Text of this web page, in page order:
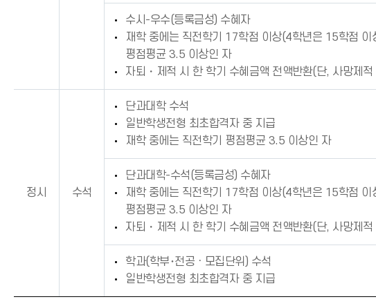
수시-우수(등록금성) 수혜자
재학 중에는 직전학기 17학점 이상(4학년은 15학점 이
평점평균 3.5 이상인 자
자퇴・제적 시 한 학기 수혜금액 전액반환(단, 사망제적
정시 수석
단과대학 수석
일반학생전형 최초합격자 중 지급
재학 중에는 직전학기 평점평균 3.5 이상인 자
단과대학-수석(등록금성) 수혜자
재학 중에는 직전학기 17학점 이상(4학년은 15학점 이
평점평균 3.5 이상인 자
자퇴・제적 시 한 학기 수혜금액 전액반환(단, 사망제적
학과(학부･전공ㆍ모집단위) 수석
일반학생전형 최초합격자 중 지급